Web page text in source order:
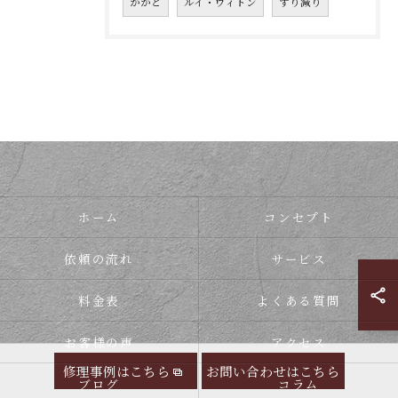
修理事例はこちら お問い合わせはこちら
ホーム コンセプト
依頼の流れ サービス
料金表 よくある質問
お客様の声 アクセス
ブログ コラム